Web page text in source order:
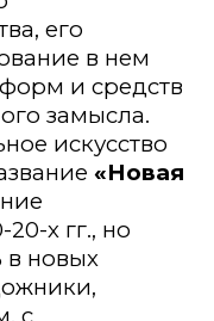
его
в нем
и средств
замысла.
искусство
«Новая
х гг., но
в новых